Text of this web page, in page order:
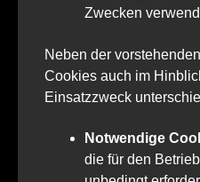
Zwecken
Neben der
Cookies auch im
Einsatzzweck
Notwendige
die für den